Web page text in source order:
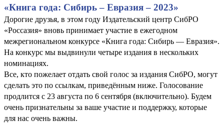
«Книга года: Сибирь – Евразия – 2023»
Дорогие друзья, в этом году Издательский центр СибРО
«Россазия» вновь принимает участие в ежегодном
межрегиональном конкурсе «Книга года: Сибирь — Евразия».
На конкурс мы выдвинули четыре издания в нескольких
номинациях.
Все, кто пожелает отдать свой голос за издания СибРО, могут
сделать это по ссылкам, приведённым ниже. Голосование
продлится с 23 августа по 6 сентября (включительно). Будем
очень признательны за ваше участие и поддержку, которые
для нас очень важны.